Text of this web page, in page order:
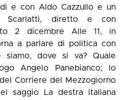
e con Aldo Cazzullo e un
Scarlatti, diretto e con
2 dicembre Alle 11, in
a parlare di politica con
siamo, dove si va? Quale
Angelo Panebianco; lo
Corriere del Mezzogiorno
saggio La destra italiana